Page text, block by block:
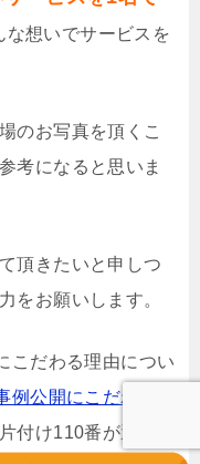
な想いでサービスを
のお写真を頂くこ
考になると思いま
頂きたいと申しつ
をお願いします。
こだわる理由につい
例公開にこだわる理
付け110番が選ばれ